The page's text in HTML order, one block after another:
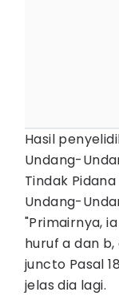
Hasil
Undang-
Tindak
Undang-
"Primairnya,
huruf a dan
juncto Pasal
jelas dia lagi.